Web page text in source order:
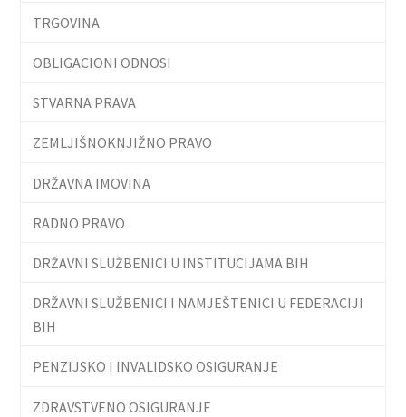
TRGOVINA
OBLIGACIONI ODNOSI
STVARNA PRAVA
ZEMLJIŠNOKNJIŽNO PRAVO
DRŽAVNA IMOVINA
RADNO PRAVO
DRŽAVNI SLUŽBENICI U INSTITUCIJAMA BIH
DRŽAVNI SLUŽBENICI I NAMJEŠTENICI U FEDERACIJI
BIH
PENZIJSKO I INVALIDSKO OSIGURANJE
ZDRAVSTVENO OSIGURANJE